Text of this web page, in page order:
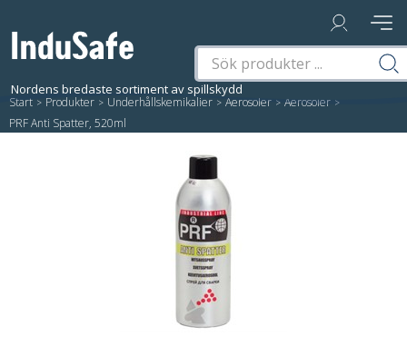
Start / Produkter / Underhållskemikalier / Aerosoler / Aerosoler /
PRF Anti Spatter, 520ml